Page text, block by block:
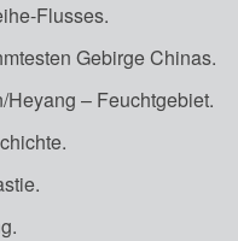
Flusses.
Gebirge Chinas.
– Feuchtgebiet.